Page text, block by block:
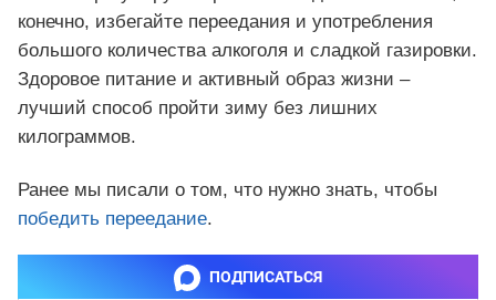
конечно, избегайте переедания и употребления
большого количества алкоголя и сладкой газировки.
Здоровое питание и активный образ жизни –
лучший способ пройти зиму без лишних
килограммов.
Ранее мы писали о том, что нужно знать, чтобы
победить переедание.
ПОДПИСАТЬСЯ